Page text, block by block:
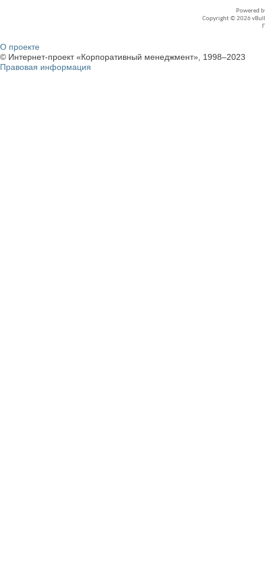
Powered
Copyright © 2026
О проекте
© Интернет-проект «Корпоративный менеджмент», 1998–2023
Правовая информация